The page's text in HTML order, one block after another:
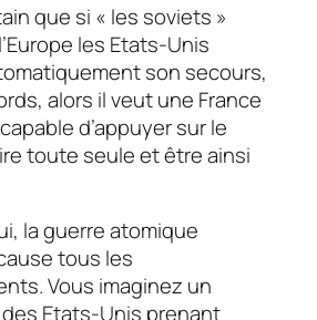
que si « les soviets »
les Etats-Unis
son secours,
alors il veut une France
d’appuyer sur le
toute seule et être ainsi
la guerre atomique
tous les
Vous imaginez un
Etats-Unis prenant